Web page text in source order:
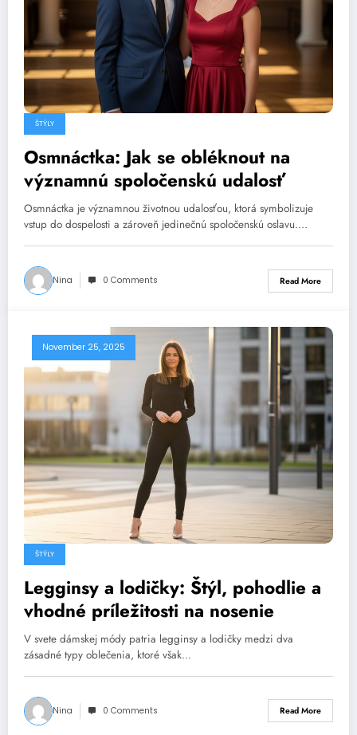
ŠTÝLY
Osmnáctka: Jak se obléknout na
významnú spoločenskú udalosť
Osmnáctka je významnou životnou udalosťou, ktorá symbolizuje
vstup do dospelosti a zároveň jedinečnú spoločenskú oslavu.…
Nina 0 Comments Read More
November 25, 2025
ŠTÝLY
Legginsy a lodičky: Štýl, pohodlie a
vhodné príležitosti na nosenie
V svete dámskej módy patria legginsy a lodičky medzi dva
zásadné typy oblečenia, ktoré však…
Nina 0 Comments Read More